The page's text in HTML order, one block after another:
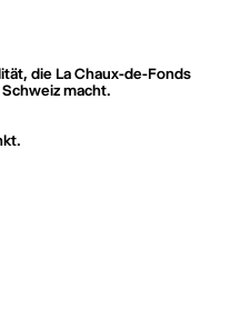
die La Chaux-de-Fonds
macht.